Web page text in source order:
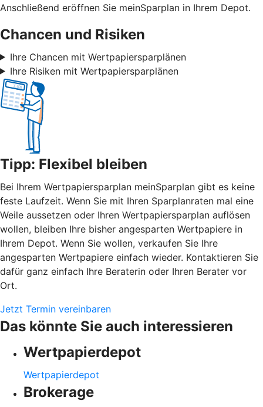
Anschließend eröffnen Sie meinSparplan in Ihrem Depot.
Chancen und Risiken
Ihre Chancen mit Wertpapiersparplänen
Ihre Risiken mit Wertpapiersparplänen
Tipp: Flexibel bleiben
Bei Ihrem Wertpapiersparplan meinSparplan gibt es keine
feste Laufzeit. Wenn Sie mit Ihren Sparplanraten mal eine
Weile aussetzen oder Ihren Wertpapiersparplan auflösen
wollen, bleiben Ihre bisher angesparten Wertpapiere in
Ihrem Depot. Wenn Sie wollen, verkaufen Sie Ihre
angesparten Wertpapiere einfach wieder. Kontaktieren Sie
dafür ganz einfach Ihre Beraterin oder Ihren Berater vor
Ort.
Jetzt Termin vereinbaren
Das könnte Sie auch interessieren
Wertpapierdepot
Wertpapierdepot
Brokerage